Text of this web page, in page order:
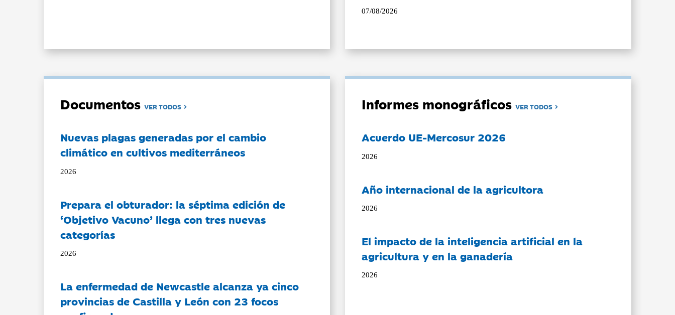
07/08/2026
DocumentosVER TODOS
Nuevas plagas generadas por el cambio
climático en cultivos mediterráneos
2026
Prepara el obturador: la séptima edición de
‘Objetivo Vacuno’ llega con tres nuevas
categorías
2026
La enfermedad de Newcastle alcanza ya cinco
provincias de Castilla y León con 23 focos
Informes monográficosVER TODOS
Acuerdo UE-Mercosur 2026
2026
Año internacional de la agricultora
2026
El impacto de la inteligencia artificial en la
agricultura y en la ganadería
2026